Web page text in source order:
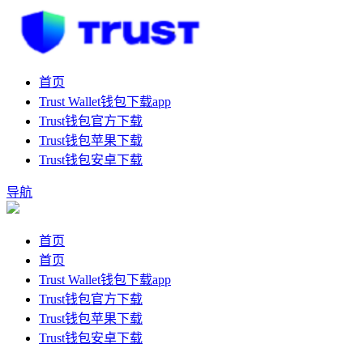
首页
Trust Wallet钱包下载app
Trust钱包官方下载
Trust钱包苹果下载
Trust钱包安卓下载
导航
首页
首页
Trust Wallet钱包下载app
Trust钱包官方下载
Trust钱包苹果下载
Trust钱包安卓下载